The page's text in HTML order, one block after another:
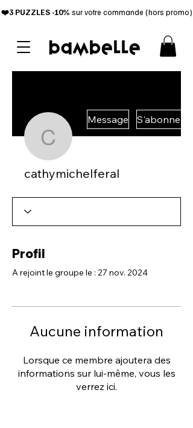
❤️3 PUZZLES -10% sur votre commande (hors promo)
cathymichelferal
Message S'abonner
cathymichelferal
Profil
A rejoint le groupe le : 27 nov. 2024
Aucune information
Lorsque ce membre ajoutera des
informations sur lui-même, vous les
verrez ici.